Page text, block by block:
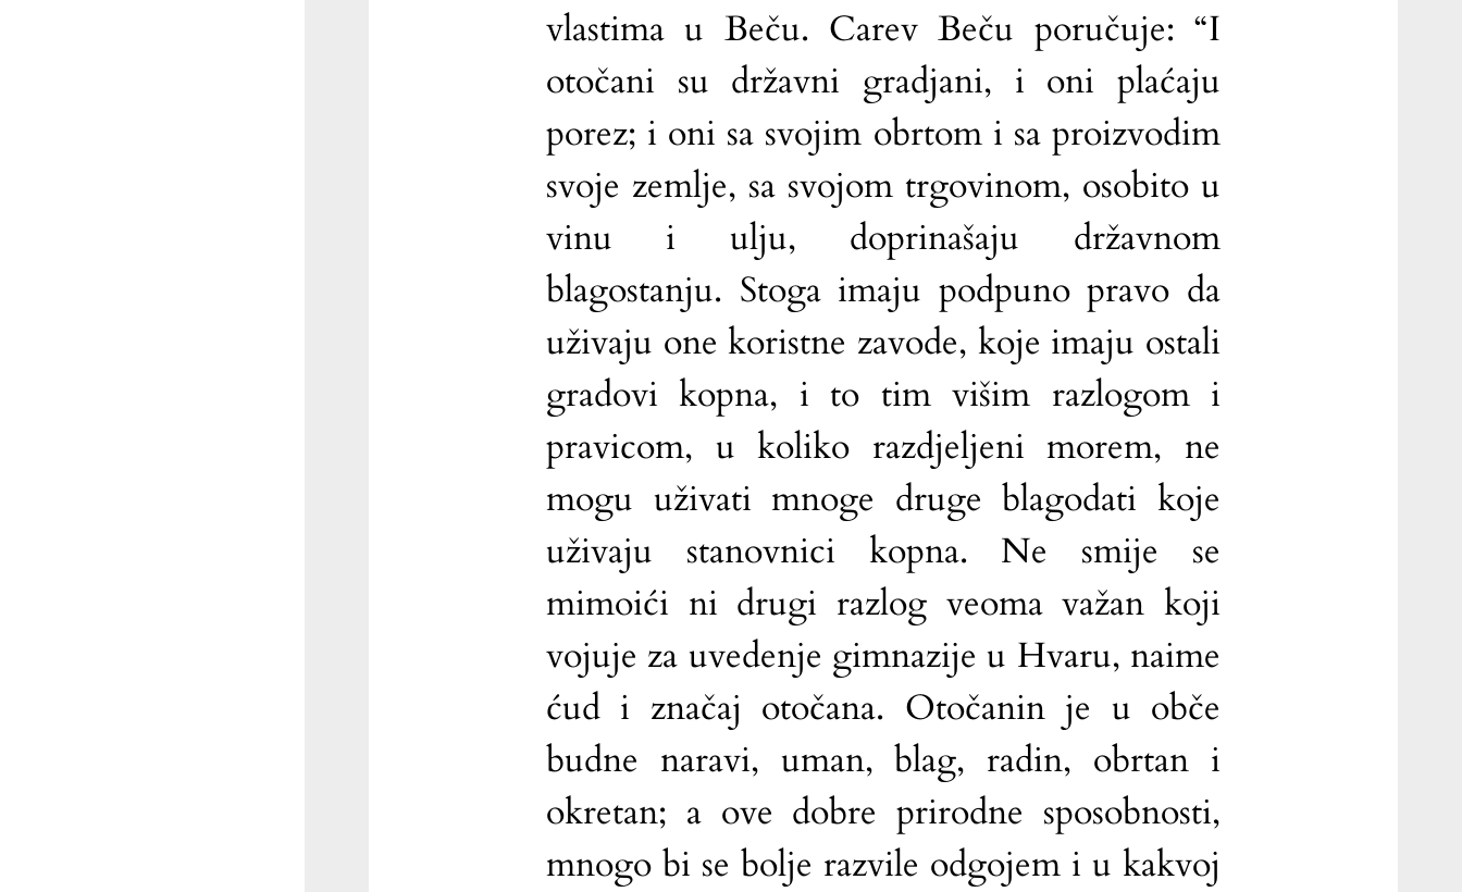
vlastima u Beču. Carev Beču poručuje: “I
otočani su državni gradjani, i oni plaćaju
porez; i oni sa svojim obrtom i sa proizvodim
svoje zemlje, sa svojom trgovinom, osobito u
vinu i ulju, doprinašaju državnom
blagostanju. Stoga imaju podpuno pravo da
uživaju one koristne zavode, koje imaju ostali
gradovi kopna, i to tim višim razlogom i
pravicom, u koliko razdjeljeni morem, ne
mogu uživati mnoge druge blagodati koje
uživaju stanovnici kopna. Ne smije se
mimoići ni drugi razlog veoma važan koji
vojuje za uvedenje gimnazije u Hvaru, naime
ćud i značaj otočana. Otočanin je u obče
budne naravi, uman, blag, radin, obrtan i
okretan; a ove dobre prirodne sposobnosti,
mnogo bi se bolje razvile odgojem i u kakvoj